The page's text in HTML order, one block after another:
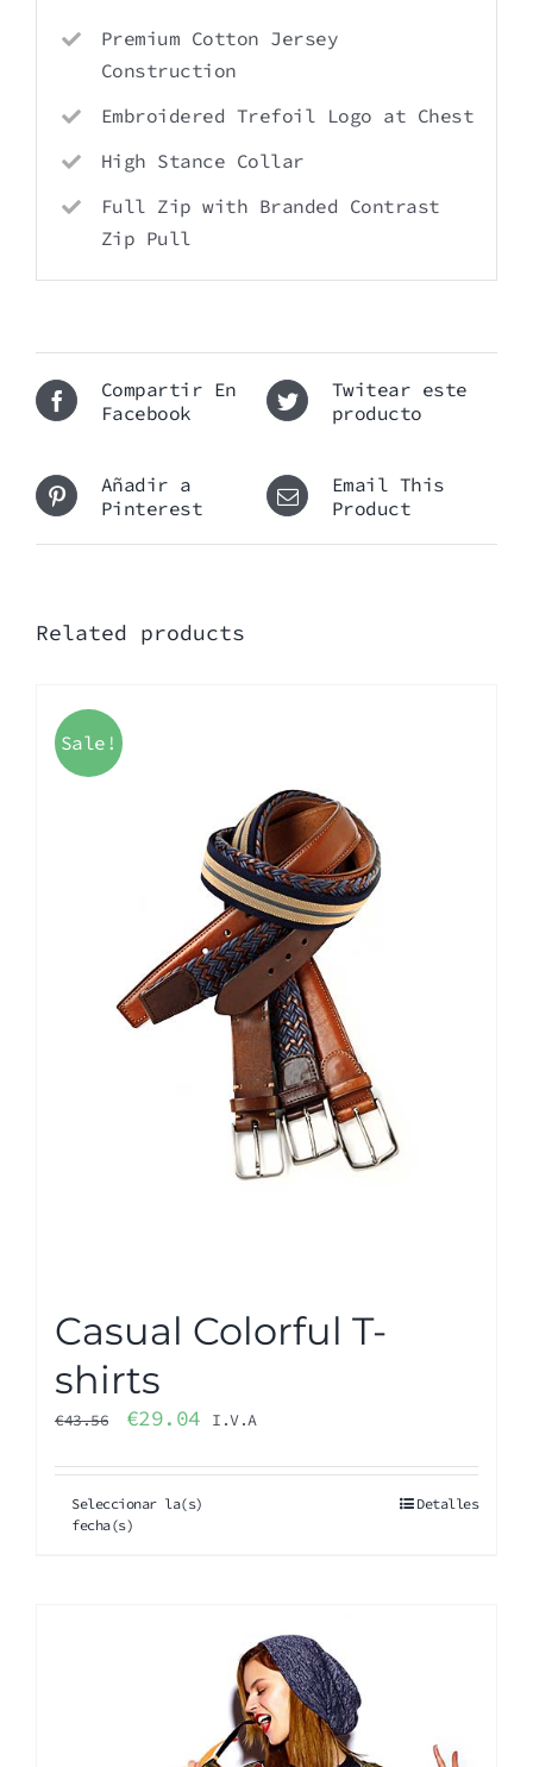
Premium Cotton Jersey
Construction
Embroidered Trefoil Logo at Chest
High Stance Collar
Full Zip with Branded Contrast
Zip Pull
Compartir En
Facebook
Twitear este
producto
Añadir a
Pinterest
Email This
Product
Related products
Sale!
Casual Colorful T-
shirts
€43.56 €29.04 I.V.A
Seleccionar la(s)
fecha(s)
Detalles